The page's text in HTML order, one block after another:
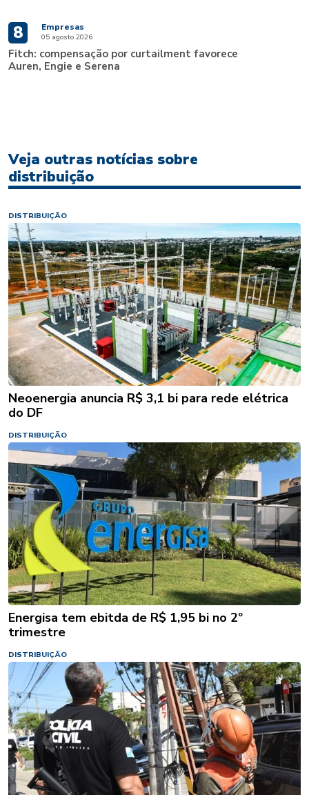
8 Empresas
05 agosto 2026
Fitch: compensação por curtailment favorece
Auren, Engie e Serena
Veja outras notícias sobre
distribuição
DISTRIBUIÇÃO
Neoenergia anuncia R$ 3,1 bi para rede elétrica
do DF
DISTRIBUIÇÃO
Energisa tem ebitda de R$ 1,95 bi no 2º
trimestre
DISTRIBUIÇÃO